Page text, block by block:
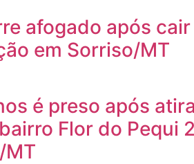
afogado após
em Sorriso/MT
é preso após
Flor do Pequi 2
MT